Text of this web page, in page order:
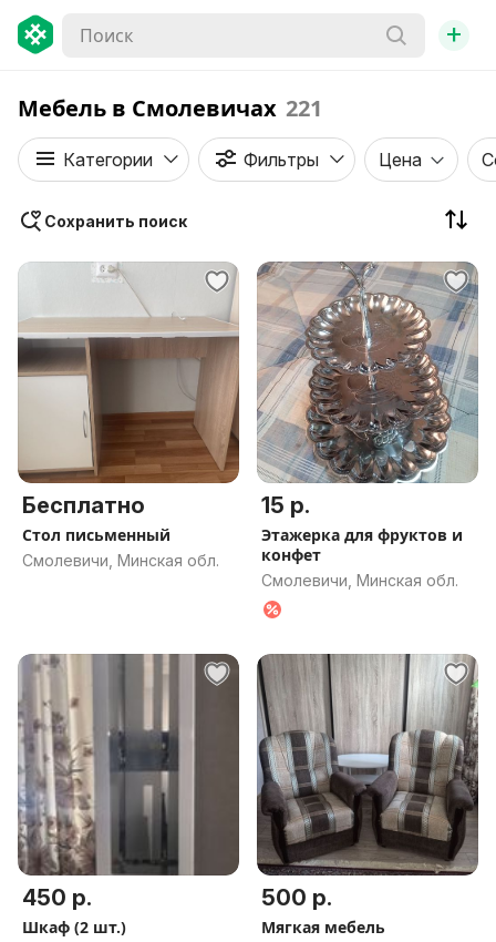
+
Мебель в Смолевичах 221
Категории Фильтры Цена
Сохранить поиск
Бесплатно
Стол письменный
Смолевичи, Минская обл.
15 р.
Этажерка для фруктов и
конфет
Смолевичи, Минская обл.
450 р.
Шкаф (2 шт.)
500 р.
Мягкая мебель